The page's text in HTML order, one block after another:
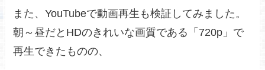
また、YouTubeで動画再生も検証してみました。
朝～昼だとHDのきれいな画質である「720p」で
再生できたものの、